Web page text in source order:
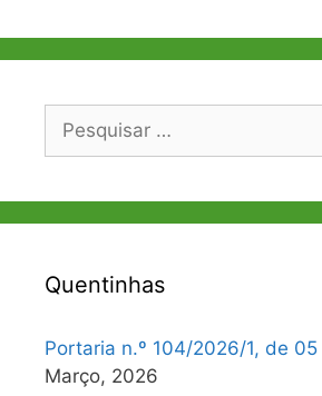
Pesquisar
Quentinhas
Portaria n.º 104/2026/1, de
Março, 2026